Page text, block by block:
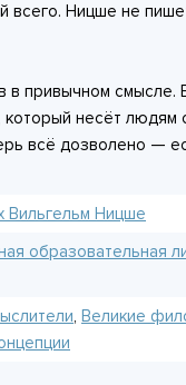
всего. Ницше не
в привычном смысле.
который несёт людям
всё дозволено —
которая боится этой
кто осмелится стать
ценности поверх
и всё равно
в тиши кабинета. Это
Вильгельм Ницше
образовательная
, Великие